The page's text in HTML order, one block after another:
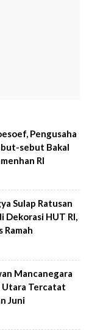
Pengusaha
sebut Bakal
RI
Sulap Ratusan
Dekorasi HUT RI,
Ramah
Mancanegara
Utara Tercatat
Juni